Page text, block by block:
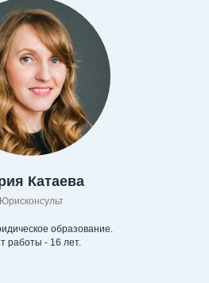
Катаева
Юрисконсульт
образование.
работы - 16 лет.